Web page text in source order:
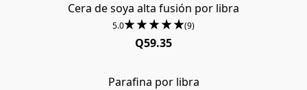
Cera de soya alta fusión por libra
5.0 (9)
Q59.35
Parafina por libra